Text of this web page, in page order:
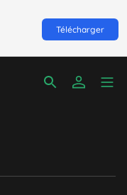
Télécharger